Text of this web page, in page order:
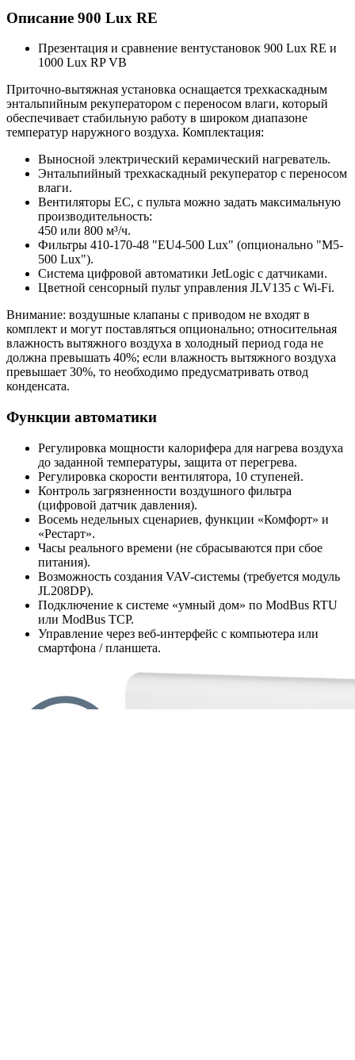
Описание 900 Lux RE
Презентация и сравнение вентустановок 900 Lux RE и
1000 Lux RP VB
Приточно-вытяжная установка оснащается трехкаскадным
энтальпийным рекуператором с переносом влаги, который
обеспечивает стабильную работу в широком диапазоне
температур наружного воздуха. Комплектация:
Выносной электрический керамический нагреватель.
Энтальпийный трехкаскадный рекуператор с переносом
влаги.
Вентиляторы EC, с пульта можно задать максимальную
производительность:
450 или 800 м³/ч.
Фильтры 410-170-48 "EU4-500 Lux" (опционально "M5-
500 Lux").
Система цифровой автоматики JetLogic с датчиками.
Цветной сенсорный пульт управления JLV135 c Wi-Fi.
Внимание: воздушные клапаны с приводом не входят в
комплект и могут поставляться опционально; относительная
влажность вытяжного воздуха в холодный период года не
должна превышать 40%; если влажность вытяжного воздуха
превышает 30%, то необходимо предусматривать отвод
конденсата.
Функции автоматики
Регулировка мощности калорифера для нагрева воздуха
до заданной температуры, защита от перегрева.
Регулировка скорости вентилятора, 10 ступеней.
Контроль загрязненности воздушного фильтра
(цифровой датчик давления).
Восемь недельных сценариев, функции «Комфорт» и
«Рестарт».
Часы реального времени (не сбрасываются при сбое
питания).
Возможность создания VAV-системы (требуется модуль
JL208DP).
Подключение к системе «умный дом» по ModBus RTU
или ModBus TCP.
Управление через веб-интерфейс с компьютера или
смартфона / планшета.